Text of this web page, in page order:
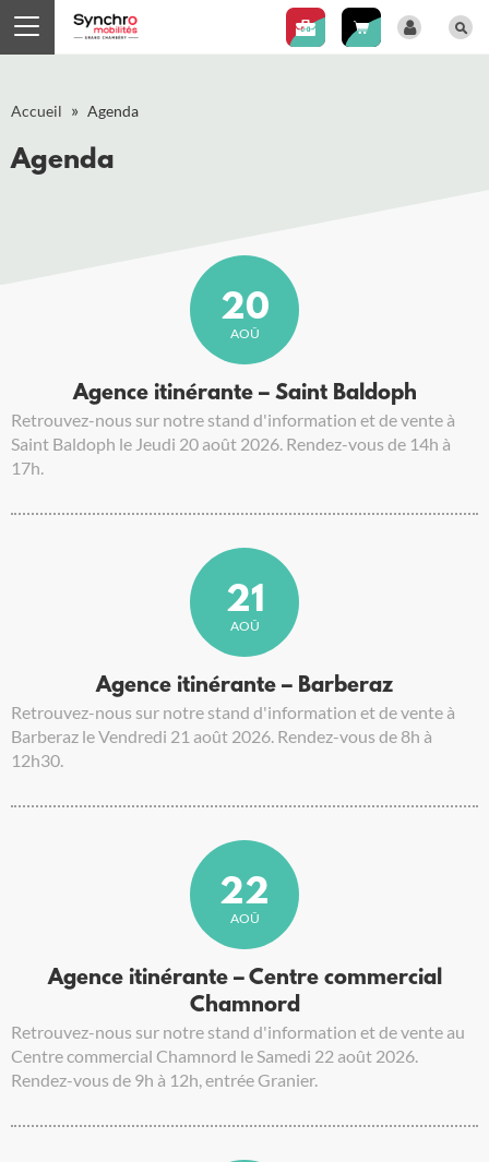
Accueil » Agenda
Agenda
20
AOÛ
Agence itinérante – Saint Baldoph
Retrouvez-nous sur notre stand d'information et de vente à
Saint Baldoph le Jeudi 20 août 2026. Rendez-vous de 14h à
17h.
21
AOÛ
Agence itinérante – Barberaz
Retrouvez-nous sur notre stand d'information et de vente à
Barberaz le Vendredi 21 août 2026. Rendez-vous de 8h à
12h30.
22
AOÛ
Agence itinérante – Centre commercial
Chamnord
Retrouvez-nous sur notre stand d'information et de vente au
Centre commercial Chamnord le Samedi 22 août 2026.
Rendez-vous de 9h à 12h, entrée Granier.
Panneau de gestion des cookies